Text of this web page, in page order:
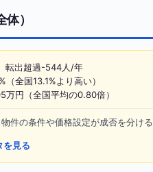
）
転出超過-544人/年
全国13.1%より高い）
万円（全国平均の0.80倍）
件の条件や価格設定が成否を分ける
を見る